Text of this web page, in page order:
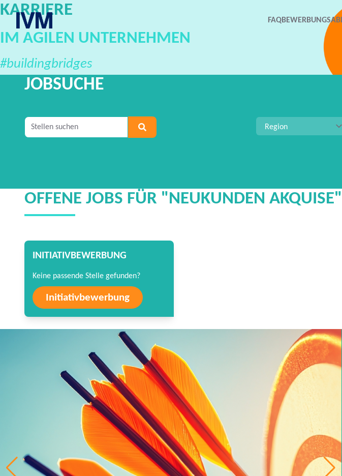
IVM Karriereportal FAQ
KARRIERE
IM AGILEN UNTERNEHMEN
#buildingbridges
JOBSUCHE
OFFENE JOBS FÜR "NEUKUNDEN
INITIATIVBEWERBUNG
Keine passende Stelle gefunden?
Initiativbewerbung